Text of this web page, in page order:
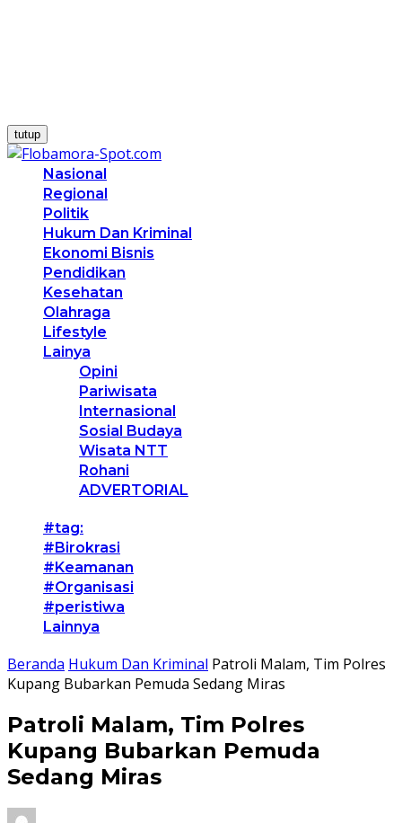
tutup
Nasional
Regional
Politik
Hukum Dan Kriminal
Ekonomi Bisnis
Pendidikan
Kesehatan
Olahraga
Lifestyle
Lainya
Opini
Pariwisata
Internasional
Sosial Budaya
Wisata NTT
Rohani
ADVERTORIAL
#tag:
#Birokrasi
#Keamanan
#Organisasi
#peristiwa
Lainnya
Beranda Hukum Dan Kriminal Patroli Malam, Tim Polres
Kupang Bubarkan Pemuda Sedang Miras
Patroli Malam, Tim Polres
Kupang Bubarkan Pemuda
Sedang Miras